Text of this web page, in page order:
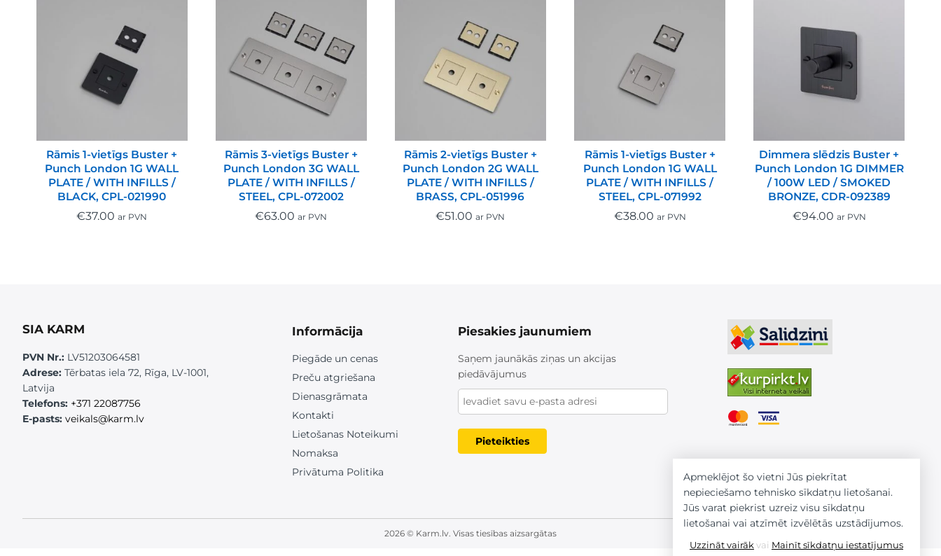
Rāmis 1-vietīgs Buster +
Punch London 1G WALL
PLATE / WITH INFILLS /
BLACK, CPL-021990
€37.00 ar PVN
Rāmis 3-vietīgs Buster +
Punch London 3G WALL
PLATE / WITH INFILLS /
STEEL, CPL-072002
€63.00 ar PVN
Rāmis 2-vietīgs Buster +
Punch London 2G WALL
PLATE / WITH INFILLS /
BRASS, CPL-051996
€51.00 ar PVN
Rāmis 1-vietīgs Buster +
Punch London 1G WALL
PLATE / WITH INFILLS /
STEEL, CPL-071992
€38.00 ar PVN
Dimmera slēdzis Buster +
Punch London 1G DIMMER
/ 100W LED / SMOKED
BRONZE, CDR-092389
€94.00 ar PVN
SIA KARM
PVN Nr.:LV51203064581
Adrese:Tērbatas iela 72, Rīga, LV-1001,
Latvija
Telefons: +371 22087756
E-pasts: veikals@karm.lv
Informācija
Piegāde un cenas
Preču atgriešana
Dienasgrāmata
Kontakti
Lietošanas Noteikumi
Nomaksa
Privātuma Politika
Piesakies jaunumiem
Saņem jaunākās ziņas un akcijas
piedāvājumus
Pieteikties
2026 © Karm.lv. Visas tiesības aizsargātas
Apmeklējot šo vietni Jūs piekrītat
nepieciešamo tehnisko sīkdatņu lietošanai.
Jūs varat piekrist uzreiz visu sīkdatņu
lietošanai vai atzīmēt izvēlētās uzstādījumos.
Uzzināt vairāk vai Mainīt sīkdatņu iestatījumus